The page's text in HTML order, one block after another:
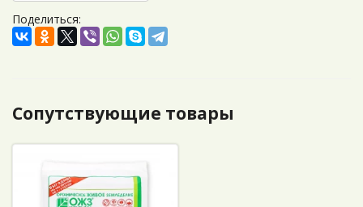
Поделиться:
Сопутствующие товары